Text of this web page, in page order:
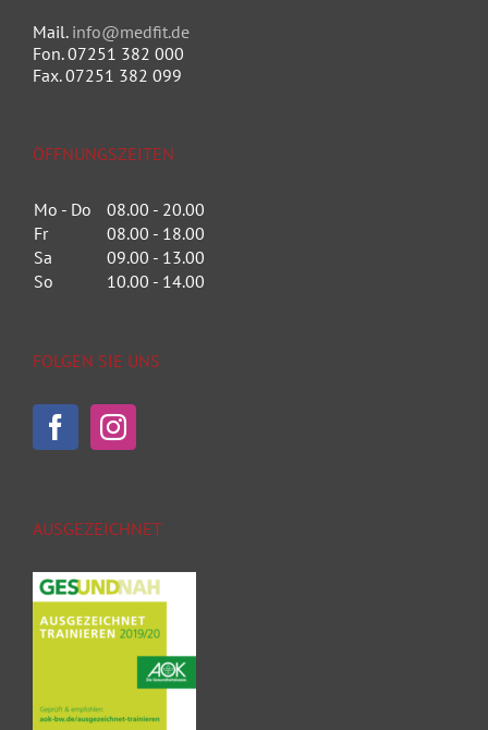
Mail. info@medfit.de
Fon. 07251 382 000
Fax. 07251 382 099
ÖFFNUNGSZEITEN
Mo - Do 08.00 - 20.00
Fr
08.00 - 18.00
Sa
09.00 - 13.00
So
10.00 - 14.00
FOLGEN SIE UNS
AUSGEZEICHNET